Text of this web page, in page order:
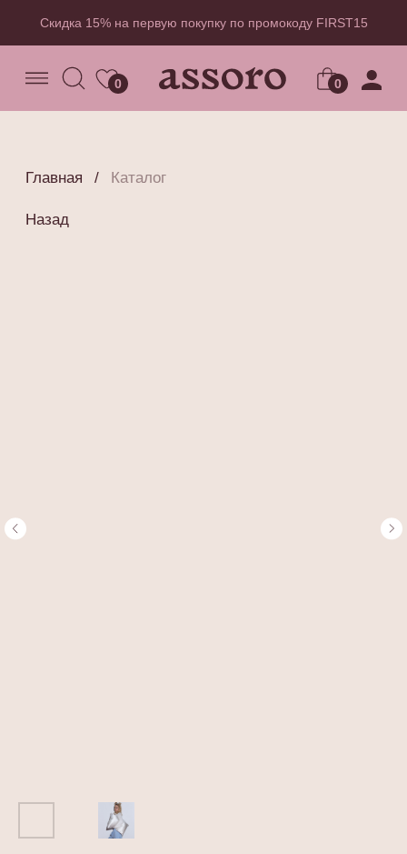
Скидка 15% на первую покупку по промокоду FIRST15